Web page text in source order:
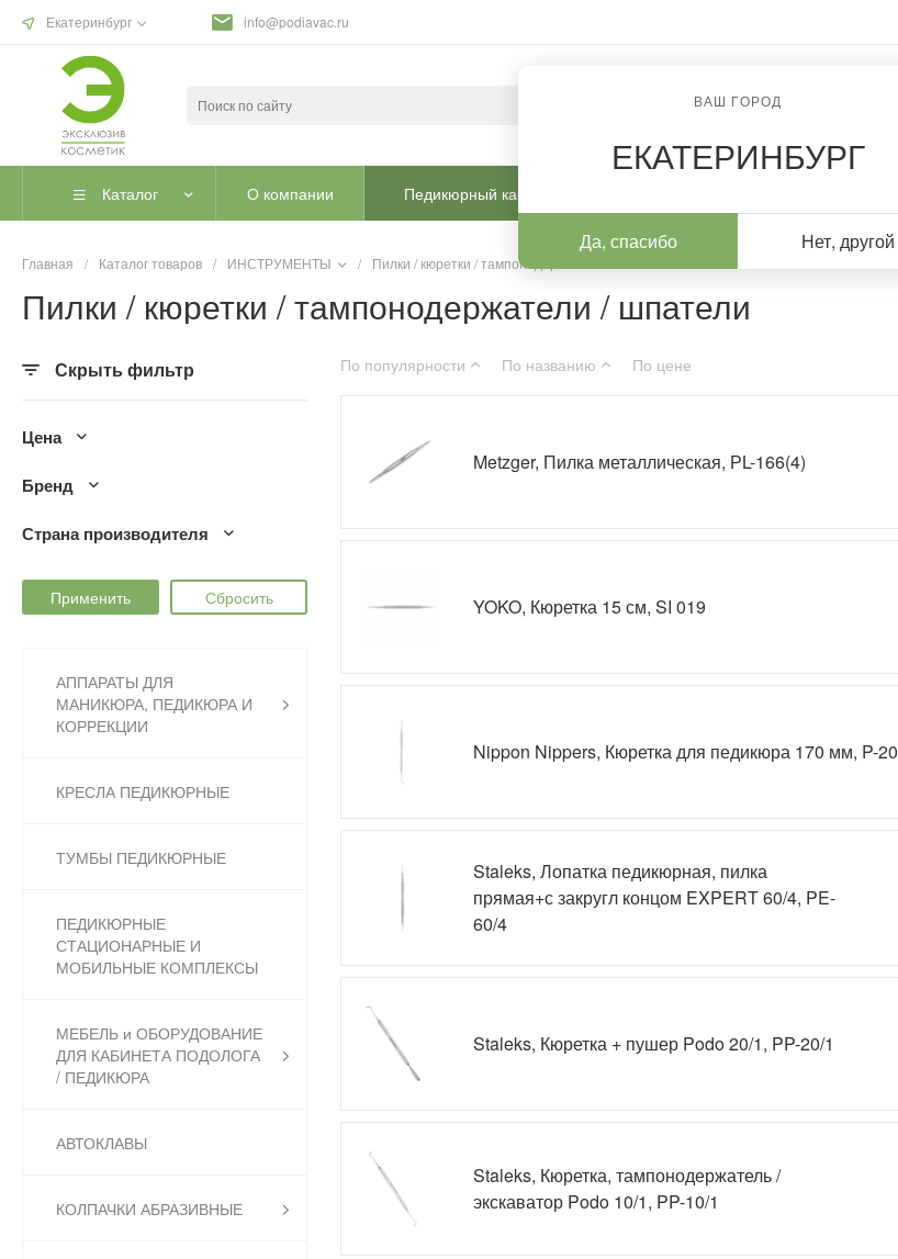
Екатеринбург
ВАШ ГОРОД
ЕКАТЕРИНБУРГ
Да, спасибо Нет, другой
info@podiavac.ru
Каталог О компании Педикюрный кабинет
Главная / Каталог товаров / ИНСТРУМЕНТЫ / Пилки / кюретки / тампонодержатели / шпатели
Пилки / кюретки / тампонодержатели / шпатели
Скрыть фильтр
Цена
Бренд
Страна производителя
АППАРАТЫ ДЛЯ
МАНИКЮРА, ПЕДИКЮРА И
КОРРЕКЦИИ
КРЕСЛА ПЕДИКЮРНЫЕ
ТУМБЫ ПЕДИКЮРНЫЕ
ПЕДИКЮРНЫЕ
СТАЦИОНАРНЫЕ И
МОБИЛЬНЫЕ КОМПЛЕКСЫ
МЕБЕЛЬ и ОБОРУДОВАНИЕ
ДЛЯ КАБИНЕТА ПОДОЛОГА
/ ПЕДИКЮРА
АВТОКЛАВЫ
КОЛПАЧКИ АБРАЗИВНЫЕ
По популярности По названию По цене
Metzger, Пилка металлическая, РL-166(4)
YOKO, Кюретка 15 см, SI 019
Nippon Nippers, Кюретка для педикюра 170 мм, P-20
Staleks, Лопатка педикюрная, пилка
прямая+с закругл концом EXPERT 60/4, PE-
60/4
Staleks, Кюретка + пушер Podo 20/1, PP-20/1
Staleks, Кюретка, тампонодержатель /
экскаватор Podo 10/1, PP-10/1